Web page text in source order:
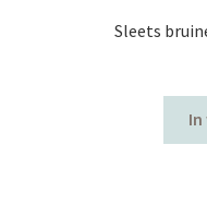
lattenbodems
matrassen
Sleets